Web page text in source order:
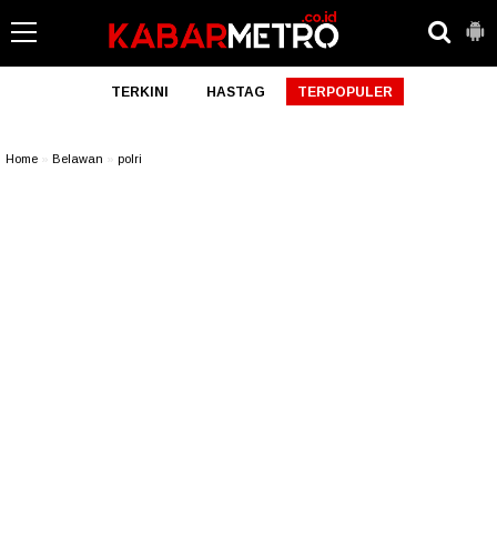
TERKINI HASTAG TERPOPULER
Home Belawan polri